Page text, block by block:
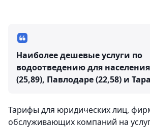
Наиболее дешевые услуги по
водоотведению для
(25,89), Павлодаре (22,58) и
Тарифы для юридических лиц,
обслуживающих компаний на